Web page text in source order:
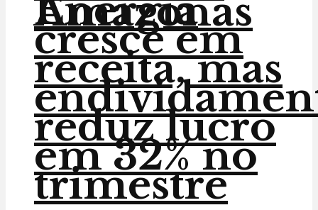
Energia
cresce em
receita, mas
reduz lucro
em 32% no
trimestre
Amazonas